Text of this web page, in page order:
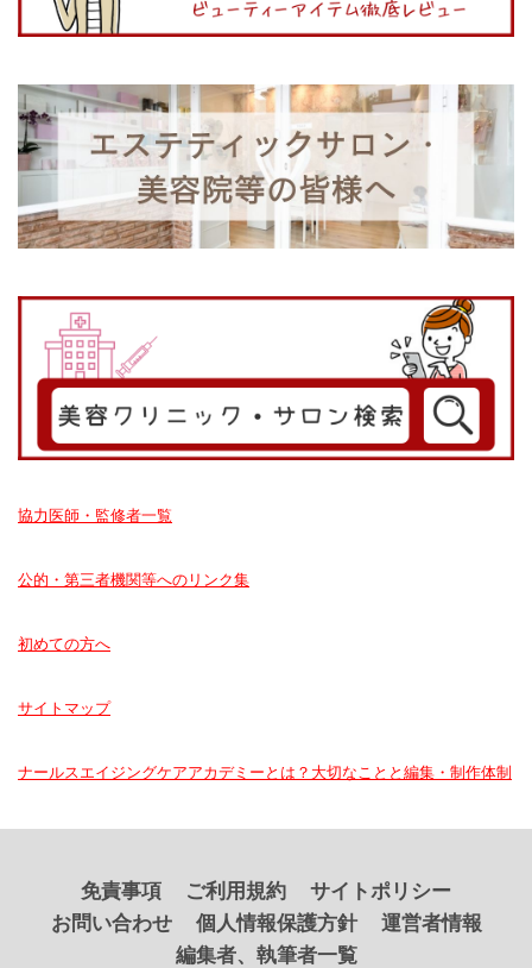
協力医師・監修者一覧
公的・第三者機関等へのリンク集
初めての方へ
サイトマップ
ナールスエイジングケアアカデミーとは？大切なことと編集・制作体制
免責事項 ご利用規約
サイトポリシー
お問い合わせ
個人情報保護方針
運営者情報
編集者、執筆者一覧